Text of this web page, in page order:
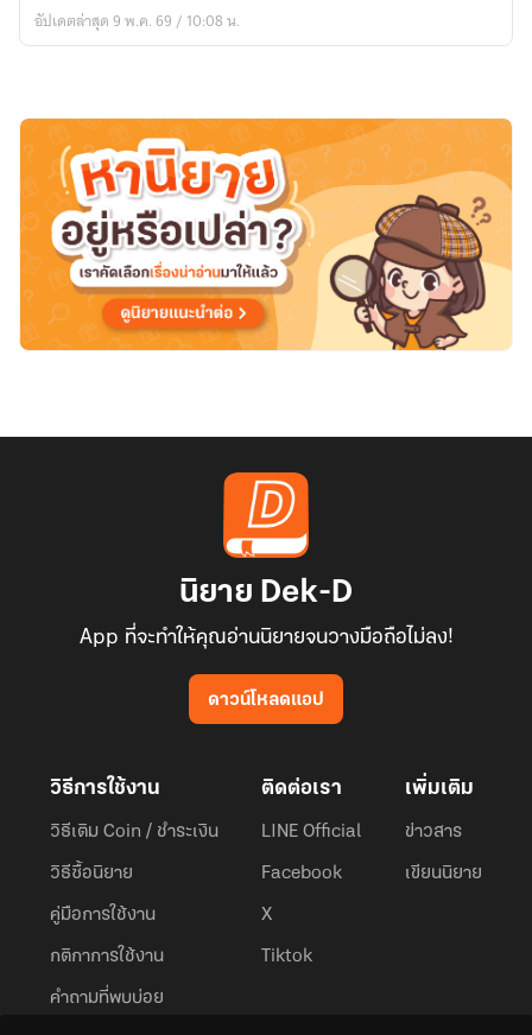
กา
อัปเดตล่าสุด 9 พ.ค. 69 / 10:08 น.
นิยาย Dek-D
App ที่จะทำให้คุณอ่านนิยายจนวางมือถือไม่ลง!
ดาวน์โหลดแอป
วิธีการใช้งาน
วิธีเติม Coin / ชำระเงิน
วิธีซื้อนิยาย
คู่มือการใช้งาน
กติกาการใช้งาน
คำถามที่พบบ่อย
ติดต่อเรา
LINE Official
Facebook
X
Tiktok
เพิ่มเติม
ข่าวสาร
เขียนนิยาย